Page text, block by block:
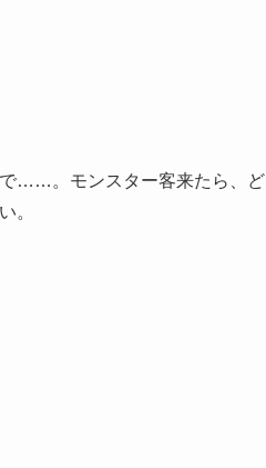
で……。モンスター客来たら、ど
。